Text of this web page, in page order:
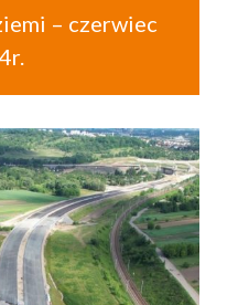
– czerwiec